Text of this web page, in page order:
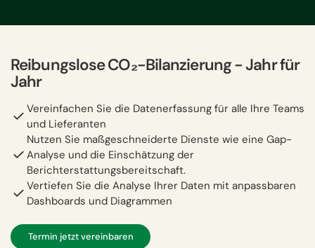
Reibungslose CO₂-Bilanzierung − Jahr für
Jahr
Vereinfachen Sie die Datenerfassung für alle Ihre Teams
und Lieferanten
Nutzen Sie maßgeschneiderte Dienste wie eine Gap-
Analyse und die Einschätzung der
Berichterstattungsbereitschaft.
Vertiefen Sie die Analyse Ihrer Daten mit anpassbaren
Dashboards und Diagrammen
Termin jetzt vereinbaren